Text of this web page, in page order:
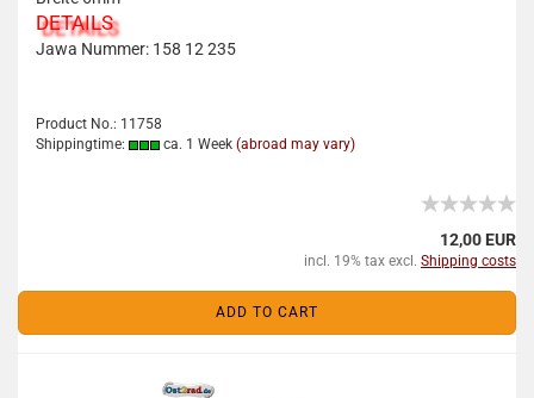
DETAILS
Jawa Nummer: 158 12 235
Product No.: 11758
Shippingtime:
ca. 1 Week (abroad may vary)
12,00 EUR
incl. 19% tax excl. Shipping costs
ADD TO CART